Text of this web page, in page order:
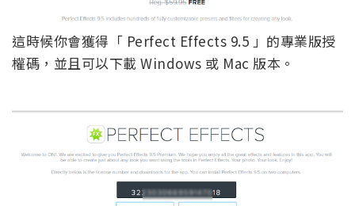
這時候你會獲得「 Perfect Effects 9.5 」的專業版授
權碼，並且可以下載 Windows 或 Mac 版本。